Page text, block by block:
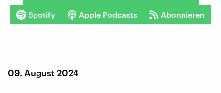
Spotify Apple Podcasts Abonnieren
09. August 2024